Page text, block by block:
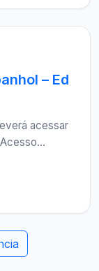
– Ed
acessar